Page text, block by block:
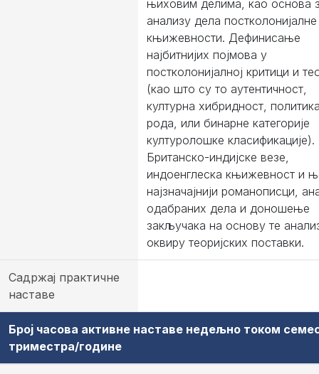
њиховим делима, као основа
анализу дела постколонијалне
књижевности. Дефинисање
најбитнијих појмова у
постколонијалној критици и
(као што су то аутентичност,
културна хибридност,
рода, или бинарне категорије
културолошке класификације).
Британско-индијске везе,
индоенглеска књижевност и
најзначајнији романописци,
одабраних дела и доношење
закључака на основу те
оквиру теоријских поставки.
Садржај практичне
наставе
Број часова активне наставе недељно током
триместра/године